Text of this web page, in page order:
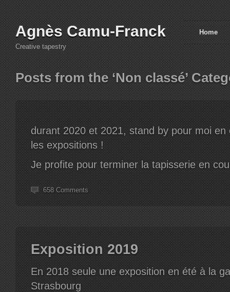
Agnès Camu-Franck
Creative tapestry
Home
Posts from the ‘Non classé’
durant 2020 et 2021, stand by pour moi en
les expositions !
Je profite pour terminer la tapisserie en
658 Comments
Exposition 2019
En 2018 seule une exposition en été à la
Strasbourg